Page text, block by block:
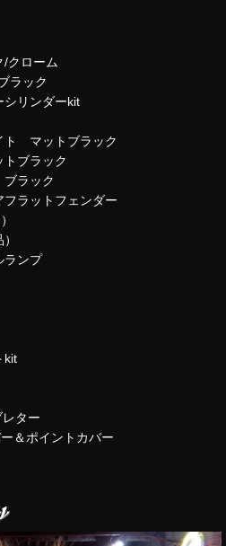
クローム
ラック
シリンダーkit
ト マットブラック
ブラック
ラック
フラットフェンダー
ランプ
kit
レター
＆ポイントカバー